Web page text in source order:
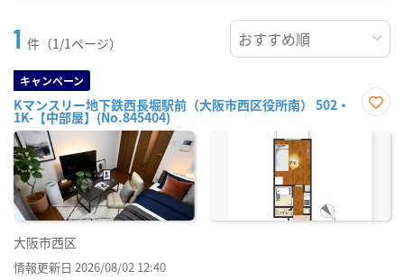
1 件（1/1ページ）
キャンペーン
Kマンスリー地下鉄西長堀駅前（大阪市西区役所南） 502・
1K-【中部屋】(No.845404)
に入
大阪市西区
情報更新日 2026/08/02 12:40